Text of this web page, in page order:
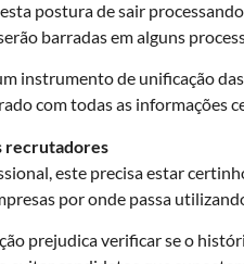
postura de sair
barradas em alguns
instrumento de unificação
com todas as informações
recrutadores
este precisa estar
por onde passa
prejudica verificar se o